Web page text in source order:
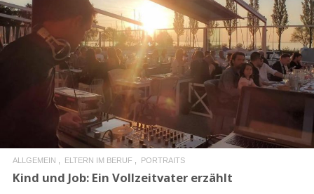
READ MORE
ALLGEMEIN ELTERN IM BERUF PORTRAITS
Kind und Job: Ein Vollzeitvater erzählt